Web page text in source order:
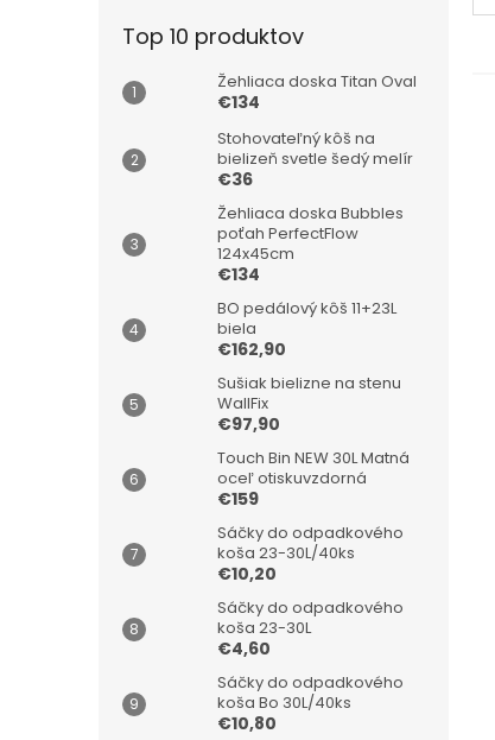
Top 10 produktov
Žehliaca doska Titan Oval
€134
Stohovateľný kôš na
bielizeň svetle šedý melír
€36
Žehliaca doska Bubbles
poťah PerfectFlow
124x45cm
€134
BO pedálový kôš 11+23L
biela
€162,90
Sušiak bielizne na stenu
WallFix
€97,90
Touch Bin NEW 30L Matná
oceľ otiskuvzdorná
€159
Sáčky do odpadkového
koša 23-30L/40ks
€10,20
Sáčky do odpadkového
koša 23-30L
€4,60
Sáčky do odpadkového
koša Bo 30L/40ks
€10,80